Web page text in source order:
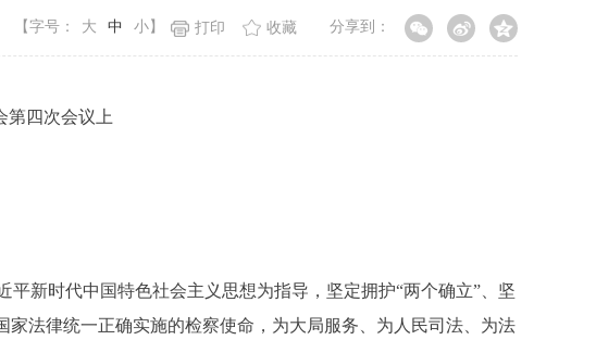
分享到：
【字号： 大 中 小 】 收藏
打印
四次会议上
新时代中国特色社会主义思想为指导，坚定拥护“两个确立”、坚
法律统一正确实施的检察使命，为大局服务、为人民司法、为法